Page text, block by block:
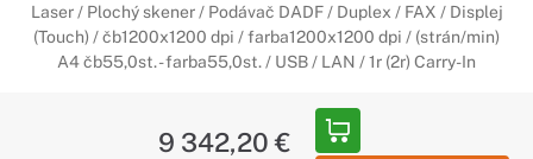
Laser / Plochý skener / Podávač DADF / Duplex / FAX / Displej
(Touch) / čb1200x1200 dpi / farba1200x1200 dpi / (strán/min)
A4 čb55,0st. - farba55,0st. / USB / LAN / 1r (2r) Carry-In
9 342,20 €